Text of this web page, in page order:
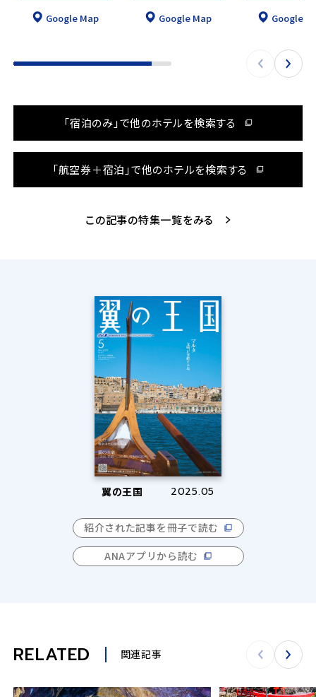
Google Map Google Map Google
「宿泊のみ」で他のホテルを検索する
「航空券＋宿泊」で他のホテルを検索する
この記事の特集一覧をみる
翼の王国 2025.05
紹介された記事を冊子で読む
ANAアプリから読む
RELATED 関連記事